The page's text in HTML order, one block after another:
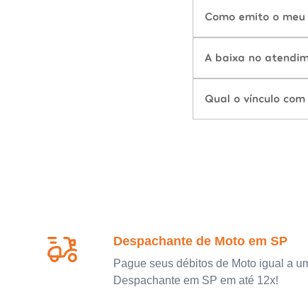
Como emito o meu
A baixa no
Qual o vínculo
Despachante de Moto em SP
Pague seus débitos de Moto igual a
Despachante em SP em até 12x!